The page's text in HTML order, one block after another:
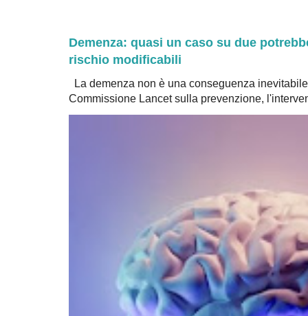
Demenza: quasi un caso su due
rischio modificabili
La demenza non è una conseguenza
Commissione Lancet sulla prevenzione,